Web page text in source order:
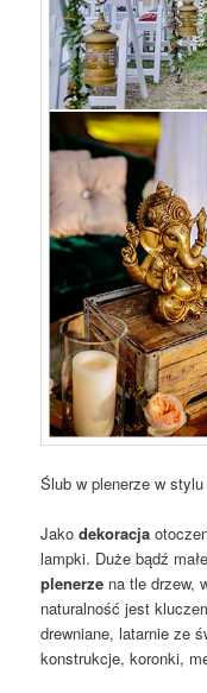
Ślub w plenerze w
Jakodekoracja
lampki. Duże bądź
plenerze na tle drzew,
naturalność jest
drewniane, latarnie ze
konstrukcje, koronki,